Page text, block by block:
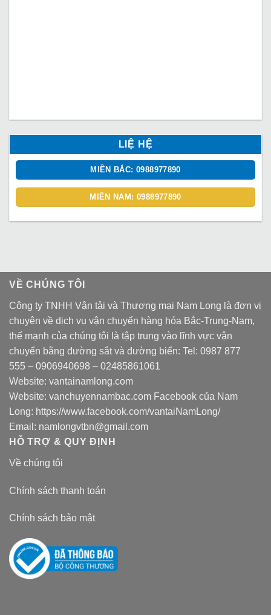
LIỆ HỆ
MIỀN BẮC: 0988977890
MIỀN NAM: 0988977890
VỀ CHÚNG TÔI
Công ty TNHH Vận tải và Thương mại Nam Long là đơn vị
chuyên về dịch vụ vận chuyển hàng hóa Bắc-Trung-Nam,
thế mạnh của chúng tôi là tập trung vào lĩnh vực vận
chuyển bằng đường sắt và đường biển: Tel: 0987 877
555 – 0906940698 – 02485861061
Website: vantainamlong.com
Website: vanchuyennambac.com Facebook của Nam
Long: https://www.facebook.com/vantaiNamLong/
Email: namlongvtbn@gmail.com
HỖ TRỢ & QUY ĐỊNH
Về chúng tôi
Chính sách thanh toán
Chính sách bảo mật